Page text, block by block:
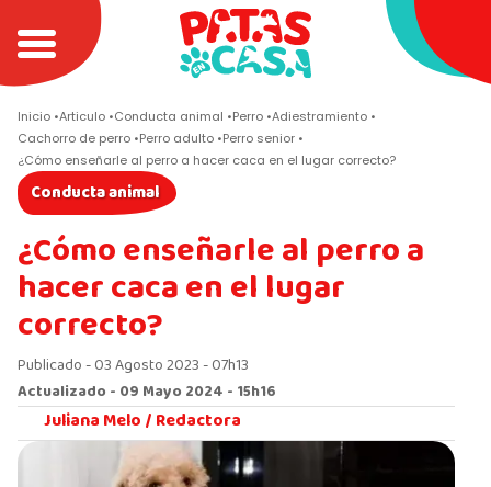
Inicio Articulo Conducta animal Perro Adiestramiento
Cachorro de perro Perro adulto Perro senior
¿Cómo enseñarle al perro a hacer caca en el lugar correcto?
Conducta animal
¿Cómo enseñarle al perro a
hacer caca en el lugar
correcto?
Publicado - 03 Agosto 2023 - 07h13
Actualizado - 09 Mayo 2024 - 15h16
Juliana Melo /Redactora